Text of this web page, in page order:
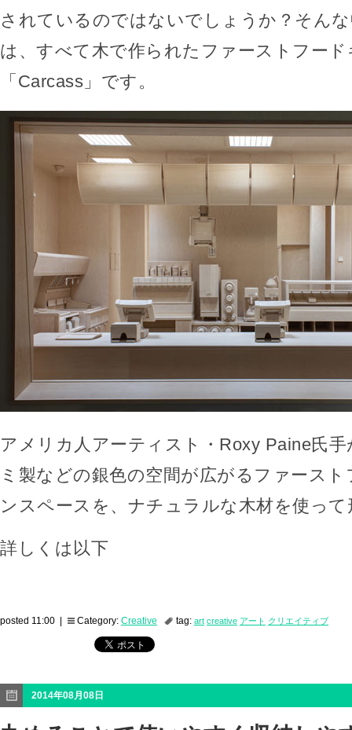
されているのではないでしょうか？そん
は、すべて木で作られたファーストフー
「Carcass」です。
アメリカ人アーティスト・Roxy Paine氏
ミ製などの銀色の空間が広がるファース
ンスペースを、ナチュラルな木材を使っ
詳しくは以下
posted 11:00 | Category: Creative tag: art creative アート クリエイティブ
2014年08月08日